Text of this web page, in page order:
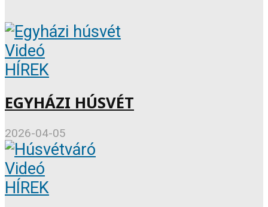
Videó
HÍREK
EGYHÁZI HÚSVÉT
2026-04-05
Videó
HÍREK